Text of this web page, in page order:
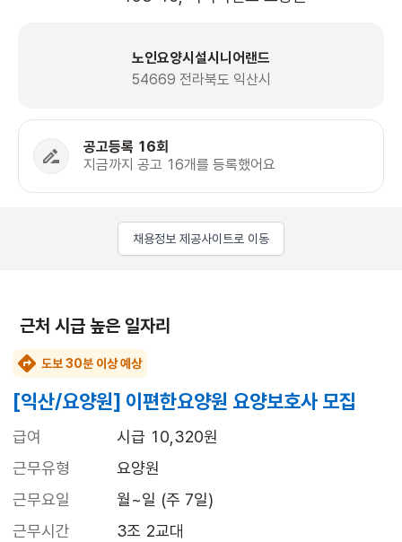
노인요양시설시니어랜드
54669 전라북도 익산시
공고등록 16회
지금까지 공고 16개를 등록했어요
채용정보 제공사이트로 이동
근처 시급 높은 일자리
도보 30분 이상 예상
[익산/요양원] 이편한요양원 요양보호사 모집
급여
시급 10,320원
근무유형
요양원
근무요일
월~일 (주 7일)
근무시간
3조 2교대